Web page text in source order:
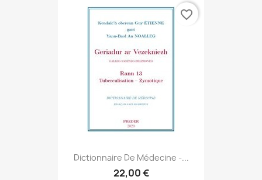
Dictionnaire De Médecine -...
22,00 €
favorite_border